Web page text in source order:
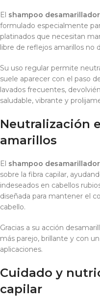
El shampoo
formulado especialmente
platinados que necesitan
libre de reflejos amarillos no
Su uso regular permite
suele aparecer con el paso
lavados frecuentes,
saludable, vibrante y
Neutralización
amarillos
El shampoo
sobre la fibra capilar,
indeseados en cabellos
diseñada para mantener el
cabello.
Gracias a su acción
más parejo, brillante y con
aplicaciones.
Cuidado y
capilar